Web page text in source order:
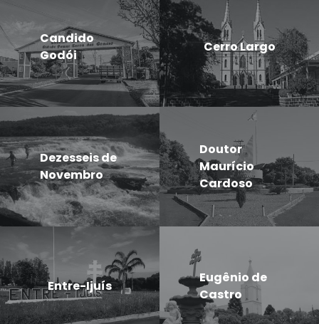
Candido
Godói
Cerro Largo
Dezesseis de
Novembro
Doutor
Maurício
Cardoso
Entre-Ijuís
Eugênio de
Castro